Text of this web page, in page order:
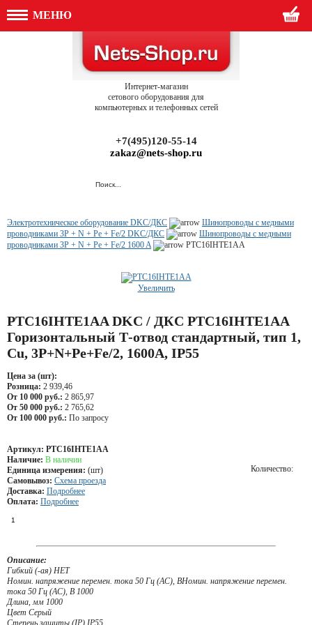
МЕНЮ
Интернет-магазин
сетового оборудования для
компьютерных и телефонных сетей
+7(495)120-55-14
zakaz@nets-shop.ru
Электротехническое оборудование DKC/ДКС
Шинопроводы с медными
проводниками 3P + N + Pe + Fe/2 DKC/ДКС
Шинопроводы с медными
проводниками 3P + N + Pe + Fe/2 1600 A
PTC16IHTE1AA
Увеличить
PTC16IHTE1AA DKC / ДКС PTC16IHTE1AA
Горизонтальный Т-отвод стандартный, тип 1,
Cu, 3P+N+Pe+Fe/2, 1600А, IP55
Цена за (шт):
Розница: 2 939,46
От 10 000 руб.: 2 865,97
От 50 000 руб.: 2 765,62
От 100 000 руб.: По запросу
Артикул: PTC16IHTE1AA
Наличие: В наличии
Единица измерения: (шт)
Самовывоз: Схема проезда
Доставка: Подробнее
Оплата: Подробнее
Количество:
Описание:
Гибкий (-ая) НЕТ
Номин. напряжение перемен. тока 50 Гц (AC), ВНомин. напряжение перемен.
тока 50 Гц (AC), В 1000
Длина, мм 1000
Цвет Серый
Степень защиты (IP) IP55